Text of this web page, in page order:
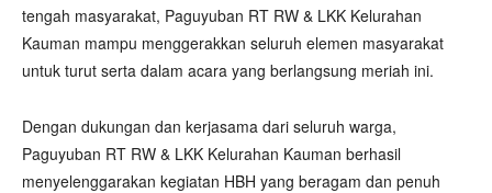
tengah masyarakat, Paguyuban RT RW & LKK Kelurahan
Kauman mampu menggerakkan seluruh elemen masyarakat
untuk turut serta dalam acara yang berlangsung meriah ini.
Dengan dukungan dan kerjasama dari seluruh warga,
Paguyuban RT RW & LKK Kelurahan Kauman berhasil
menyelenggarakan kegiatan HBH yang beragam dan penuh